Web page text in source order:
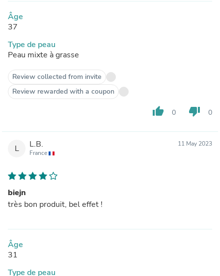
Âge
37
Type de peau
Peau mixte à grasse
Review collected from invite
Review rewarded with a coupon
thumb_up 0 thumb_down 0
L L.B.
France
11 May 2023
biejn
très bon produit, bel effet !
Âge
31
Type de peau